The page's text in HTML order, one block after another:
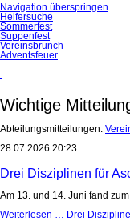
Navigation überspringen
Helfersuche
Sommerfest
Suppenfest
Vereinsbrunch
Adventsfeuer
Wichtige
Abteilungsmitteilungen:
28.07.2026 20:23
Drei Disziplinen für
Am 13. und 14. Juni fand
Weiterlesen … Drei